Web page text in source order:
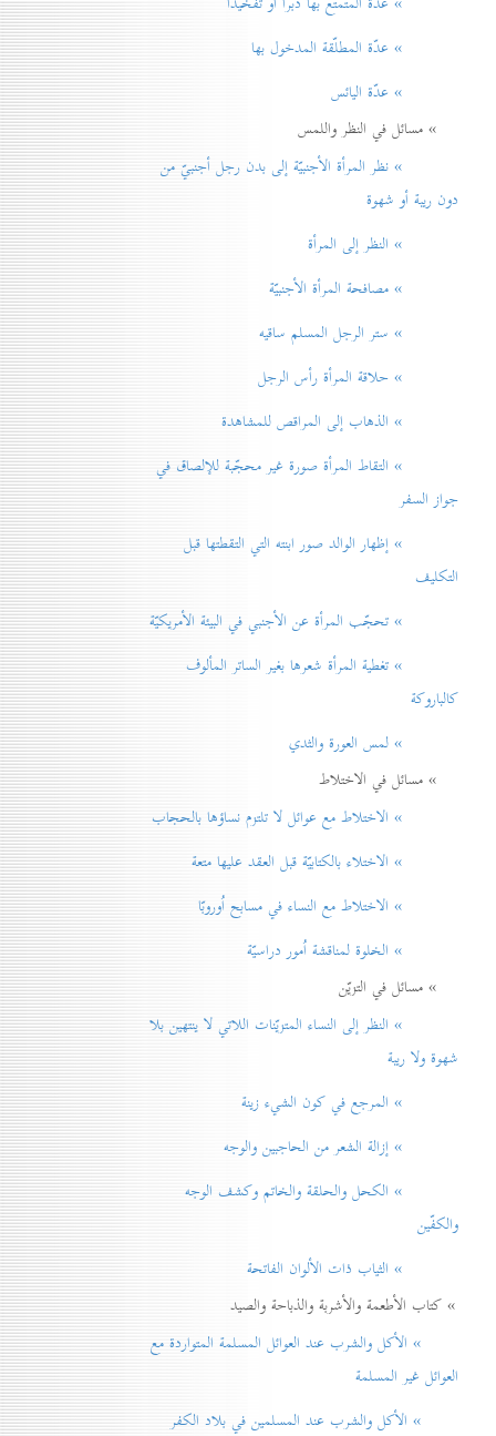
» عدّة المطلّقة المدخول بها
» عدّة اليائس
» مسائل في النظر واللمس
» نظر المرأة الأجنبيّة إلی بدن رجل أجنبيّ من
دون ريبة أو شهوة
» النظر إلی المرأة
» مصافحة المرأة الأجنبيّة
» ستر الرجل المسلم ساقيه
» حلاقة المرأة رأس الرجل
» الذهاب إلی المراقص للمشاهدة
» التقاط المرأة صورة غير محجّبة للإلصاق في
جواز السفر
» إظهار الوالد صور ابنته التي التقطتها قبل
التكليف
» تحجّب المرأة عن الأجنبي في البيئة الأمريكيّة
» تغطية المرأة شعرها بغير الساتر المألوف
كالباروكة
» لمس العورة والثدي
» مسائل في الاختلاط
» الاختلاط مع عوائل لا تلتزم نساؤها بالحجاب
» الاختلاء بالكتابيّة قبل العقد عليها متعة
» الاختلاط مع النساء في مسابح اُوروبّا
» الخلوة لمناقشة اُمور دراسيّة
» مسائل في التزيّن
» النظر إلی النساء المتزيّنات اللاتي لا ينتهين بلا
شهوة ولا ريبة
» المرجع في كون الشيء زينة
» إزالة الشعر من الحاجبين والوجه
» الكحل والحلقة والخاتم وكشف الوجه
والكفّين
» الثياب ذات الألوان الفاتحة
» كتاب الأطعمة والأشربة والذباحة والصيد
» الأكل والشرب عند العوائل المسلمة المتواردة مع
العوائل غير المسلمة
» الأكل والشرب عند المسلمين في بلاد الكفر